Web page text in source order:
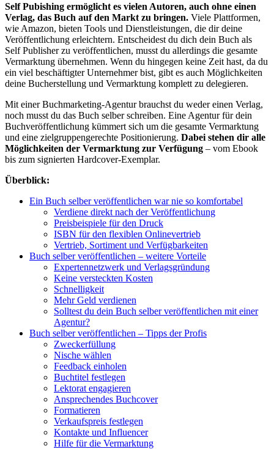
Self Pubishing ermöglicht es vielen Autoren, auch ohne einen
Verlag, das Buch auf den Markt zu bringen. Viele Plattformen,
wie Amazon, bieten Tools und Dienstleistungen, die dir deine
Veröffentlichung erleichtern. Entscheidest du dich dein Buch als
Self Publisher zu veröffentlichen, musst du allerdings die gesamte
Vermarktung übernehmen. Wenn du hingegen keine Zeit hast, da du
ein viel beschäftigter Unternehmer bist, gibt es auch Möglichkeiten
deine Bucherstellung und Vermarktung komplett zu delegieren.
Mit einer Buchmarketing-Agentur brauchst du weder einen Verlag,
noch musst du das Buch selber schreiben. Eine Agentur für dein
Buchveröffentlichung kümmert sich um die gesamte Vermarktung
und eine zielgruppengerechte Positionierung. Dabei stehen dir alle
Möglichkeiten der Vermarktung zur Verfügung – vom Ebook
bis zum signierten Hardcover-Exemplar.
Überblick:
Ein Buch selber veröffentlichen war nie so komfortabel
Verdiene direkt nach der Veröffentlichung
Preisbeispiele für den Druck
ISBN für den flexiblen Onlinevertrieb
Vertrieb, Sortiment und Verfügbarkeiten
Buch selber veröffentlichen – weitere Vorteile
Expertennetzwerk und Verlagsgründung
Keine versteckten Kosten
Schnelligkeit
Mehr Geld verdienen
Solltest du dein Buch selber veröffentlichen mit einer
Agentur?
Buch selber veröffentlichen – Tipps der Profis
Zweckerfüllung
Nische wählen
Feedback einholen
Buchtitel festlegen
Lektorat engagieren
Ansprechendes Buchcover
Formatieren
Verkaufspreis festlegen
Kontakte und Influencer
Hilfe für die Vermarktung